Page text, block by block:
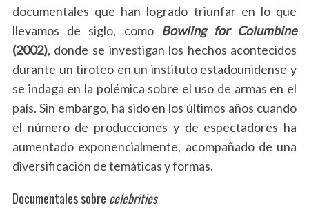
documentales que han logrado triunfar en lo que
llevamos de siglo, como Bowling for Columbine
(2002), donde se investigan los hechos acontecidos
durante un tiroteo en un instituto estadounidense y
se indaga en la polémica sobre el uso de armas en el
país. Sin embargo, ha sido en los últimos años cuando
el número de producciones y de espectadores ha
aumentado exponencialmente, acompañado de una
diversificación de temáticas y formas.
Documentales sobre celebrities